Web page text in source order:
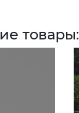
товары: